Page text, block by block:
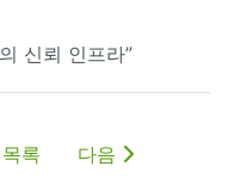
신뢰 인프라”
목록 다음